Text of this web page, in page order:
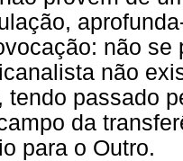
não
não
tendo passado
da
para o Outro.